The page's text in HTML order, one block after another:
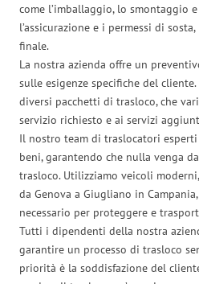
come l’imballaggio, lo smontaggio
l’assicurazione e i permessi di
finale.
La nostra azienda offre un
sulle esigenze specifiche del
diversi pacchetti di trasloco, che
servizio richiesto e ai servizi
Il nostro team di traslocatori
beni, garantendo che nulla venga
trasloco. Utilizziamo veicoli
da Genova a Giugliano in
necessario per proteggere e
Tutti i dipendenti della nostra
garantire un processo di trasloco
priorità è la soddisfazione del